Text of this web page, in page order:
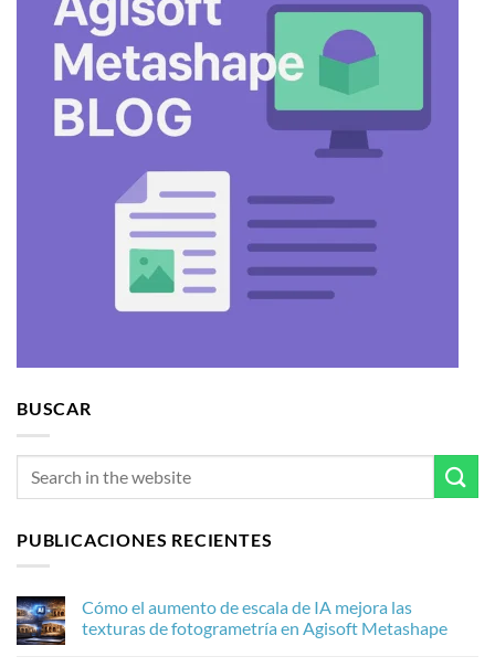
BUSCAR
PUBLICACIONES RECIENTES
Cómo el aumento de escala de IA mejora las
texturas de fotogrametría en Agisoft Metashape